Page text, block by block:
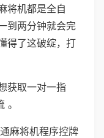
将机都是全自
到两分钟就会完
得了这破绽，打
获取一对一指
麻将机程序控牌